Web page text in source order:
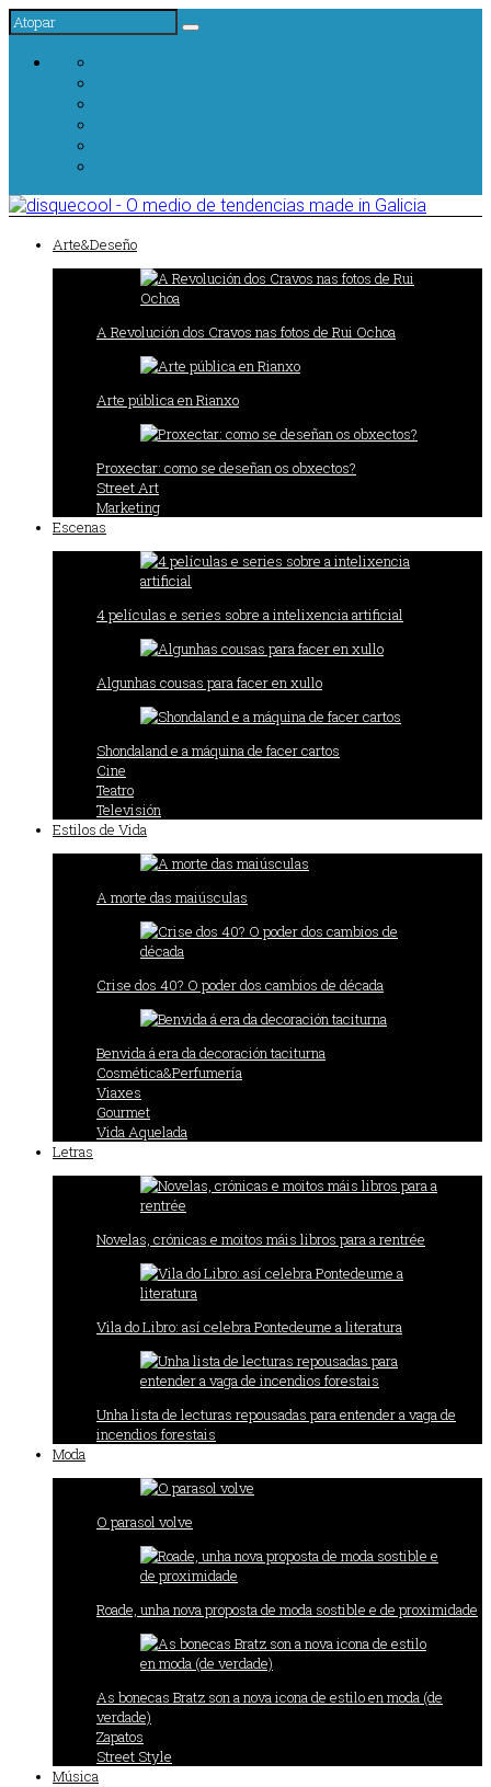
Arte&Deseño
A Revolución dos Cravos nas fotos de Rui Ochoa
Arte pública en Rianxo
Proxectar: como se deseñan os obxectos?
Street Art
Marketing
Escenas
4 películas e series sobre a intelixencia artificial
Algunhas cousas para facer en xullo
Shondaland e a máquina de facer cartos
Cine
Teatro
Televisión
Estilos de Vida
A morte das maiúsculas
Crise dos 40? O poder dos cambios de década
Benvida á era da decoración taciturna
Cosmética&Perfumería
Viaxes
Gourmet
Vida Aquelada
Letras
Novelas, crónicas e moitos máis libros para a rentrée
Vila do Libro: así celebra Pontedeume a literatura
Unha lista de lecturas repousadas para entender a vaga de
incendios forestais
Moda
O parasol volve
Roade, unha nova proposta de moda sostible e de proximidade
As bonecas Bratz son a nova icona de estilo en moda (de
verdade)
Zapatos
Street Style
Música